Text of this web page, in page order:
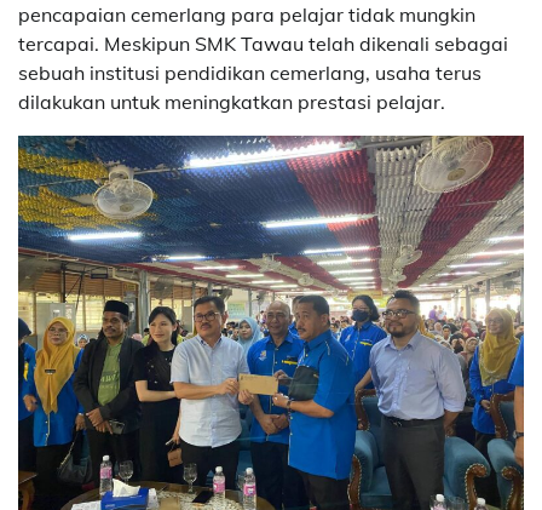
pencapaian cemerlang para pelajar tidak mungkin
tercapai. Meskipun SMK Tawau telah dikenali sebagai
sebuah institusi pendidikan cemerlang, usaha terus
dilakukan untuk meningkatkan prestasi pelajar.